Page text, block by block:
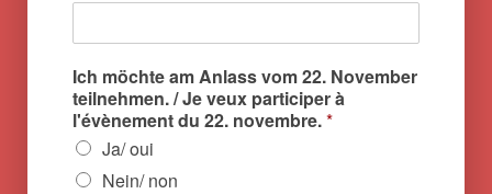
Ich möchte am Anlass vom 22. November
teilnehmen. / Je veux participer à
l'évènement du 22. novembre.*
Ja/ oui
Nein/ non